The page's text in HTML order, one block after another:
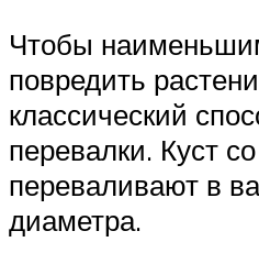
Чтобы
повредить
классический
перевалки. Куст
переваливают в
диаметра.